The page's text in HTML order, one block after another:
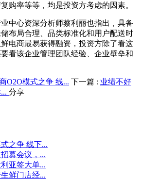
购率等等，均是投资方考虑的因素。
心资深分析师蔡利丽也指出，具备
布局合理、品类标准化和用户配送时
电商最易获得融资，投资方除了看这
看该企业管理团队经验、企业壁垒和
O2O模式之争 线... 下一篇 : 业绩不好
分享
之争 线下...
募会议，...
亚签大单...
鲜门店经...